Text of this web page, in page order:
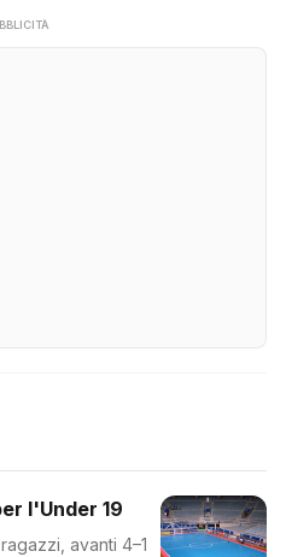
l'Under 19
avanti 4–1